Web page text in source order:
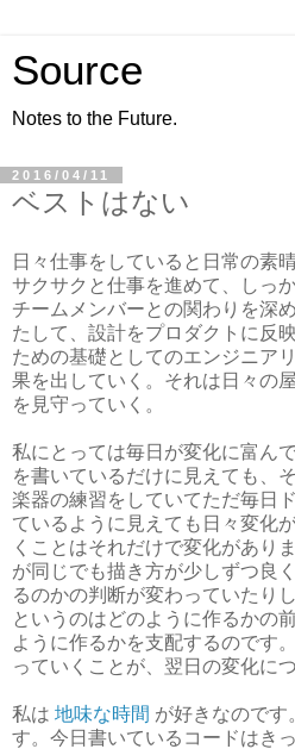
Source
Notes to the Future.
2016/04/11
ベストはない
日々仕事をしていると日常の素
サクサクと仕事を進めて、しっ
チームメンバーとの関わりを深
たして、設計をプロダクトに反
ための基礎としてのエンジニア
果を出していく。それは日々の
を見守っていく。
私にとっては毎日が変化に富ん
を書いているだけに見えても、
楽器の練習をしていてただ毎日
ているように見えても日々変化
くことはそれだけで変化があり
が同じでも描き方が少しずつ良
るのかの判断が変わっていたり
というのはどのように作るかの
ように作るかを支配するのです
っていくことが、翌日の変化に
私は 地味な時間 が好きなのです
す。今日書いているコードはき